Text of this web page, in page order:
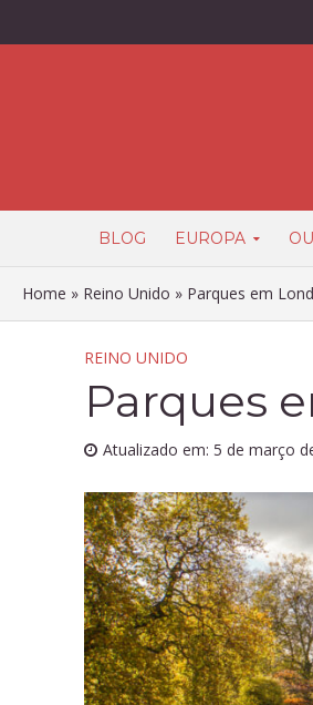
BLOG EUROPA
Home » Reino Unido » Parques em
REINO UNIDO
Parques
Atualizado em: 5 de março